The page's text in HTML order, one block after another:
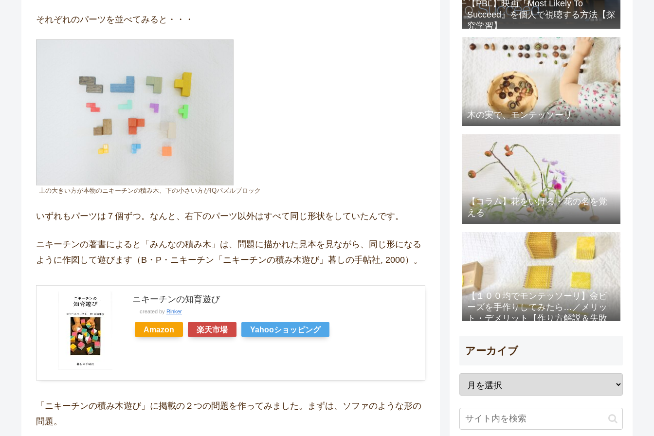
それぞれのパーツを並べてみると・・・
上の大きい方が本物のニキーチンの積み木、下の小さい方がIQパズルブロック
いずれもパーツは７個ずつ。なんと、右下のパーツ以外はすべて同じ形状をしていたんです。
ニキーチンの著書によると「みんなの積み木」は、問題に描かれた見本を見ながら、同じ形になる
ように作図して遊びます（B・P・ニキーチン「ニキーチンの積み木遊び」暮しの手帖社, 2000）。
ニキーチンの知育遊び
created by Rinker
Amazon 楽天市場 Yahooショッピング
「ニキーチンの積み木遊び」に掲載の２つの問題を作ってみました。まずは、ソファのような形の
問題。
【PBL】映画『Most Likely To
Succeed』を個人で視聴する方法【探
究学習】
木の実で、モンテッソーリ
【コラム】花をいける・花の名を覚
える
【１００均でモンテッソーリ】金ビ
ーズを手作りしてみたら…／メリッ
ト・デメリット【作り方解説＆失敗
アーカイブ